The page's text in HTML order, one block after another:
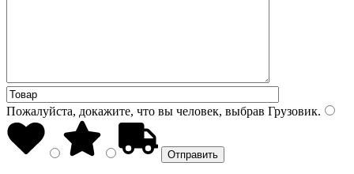
Пожалуйста, докажите, что вы человек, выбрав Грузовик.